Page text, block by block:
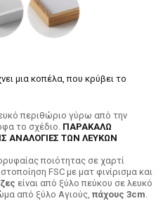
μια κοπέλα, που κρύβει το
περιθώριο γύρω από την
το σχέδιο. ΠΑΡΑΚΑΛΩ
ΑΝΑΛΟΓΙΕΣ ΤΩΝ ΛΕΥΚΩΝ
ποιότητας σε χαρτί
FSC με ματ φινίρισμα και
είναι από ξύλο πεύκου σε λευκό
από ξύλο Αγιούς, πάχους 3cm.